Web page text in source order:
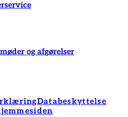
og afgørelser
Databeskyttelse